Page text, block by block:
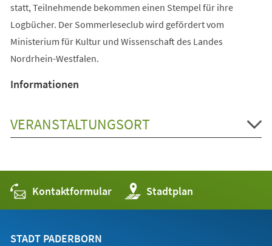
statt, Teilnehmende bekommen einen Stempel für ihre
Logbücher. Der Sommerleseclub wird gefördert vom
Ministerium für Kultur und Wissenschaft des Landes
Nordrhein-Westfalen.
Informationen
VERANSTALTUNGSORT
Kontaktformular Stadtplan
(Öffnet
in
einem
STADT PADERBORN